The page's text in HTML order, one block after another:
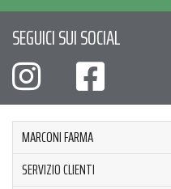
SEGUICI SUI SOCIAL
MARCONI FARMA
SERVIZIO CLIENTI